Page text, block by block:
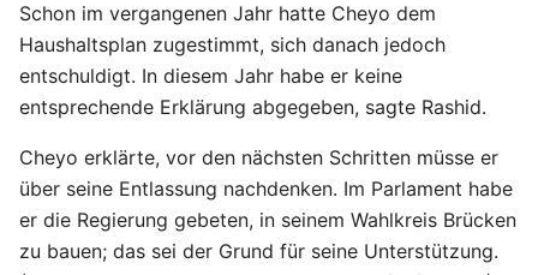
Schon im vergangenen Jahr hatte Cheyo dem
Haushaltsplan zugestimmt, sich danach jedoch
entschuldigt. In diesem Jahr habe er keine
entsprechende Erklärung abgegeben, sagte Rashid.
Cheyo erklärte, vor den nächsten Schritten müsse er
über seine Entlassung nachdenken. Im Parlament habe
er die Regierung gebeten, in seinem Wahlkreis Brücken
zu bauen; das sei der Grund für seine Unterstützung.